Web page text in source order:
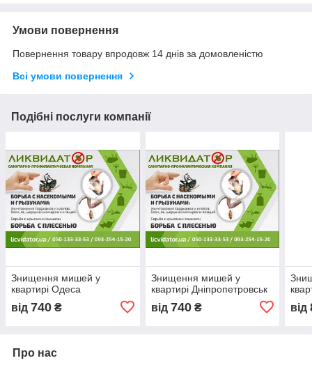
Умови повернення
Повернення товару впродовж 14 днів за домовленістю
Всі умови повернення
Подібні послуги компанії
Знищення мишей у
квартирі Одеса
від 740 ₴
Знищення мишей у
квартирі Дніпропетровськ
від 740₴ від
Про нас